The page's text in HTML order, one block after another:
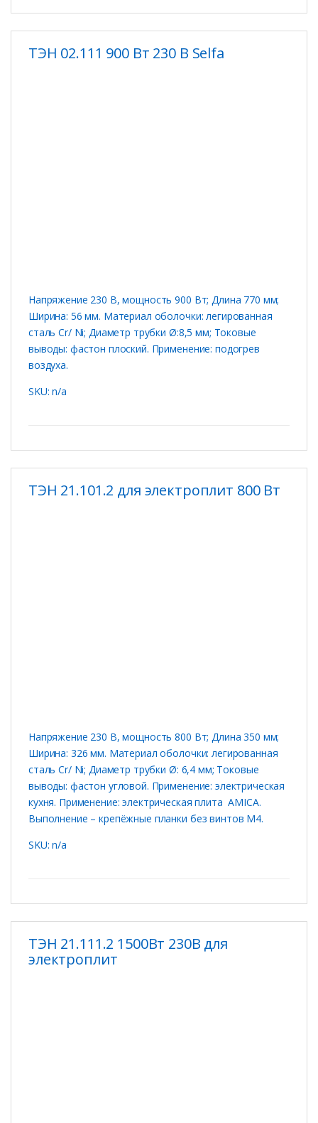
ТЭН 02.111 900 Вт 230 В Selfa
Напряжение 230 В, мощность 900 Вт; Длина 770 мм;
Ширина: 56 мм. Материал оболочки: легированная
сталь Cr/ Ni; Диаметр трубки Ø:8,5 мм; Токовые
выводы: фастон плоский. Применение: подогрев
воздуха.
SKU: n/a
ТЭН 21.101.2 для электроплит 800 Вт
Напряжение 230 В, мощность 800 Вт; Длина 350 мм;
Ширина: 326 мм. Материал оболочки: легированная
сталь Cr/ Ni; Диаметр трубки Ø: 6,4 мм; Токовые
выводы: фастон угловой. Применение: электрическая
кухня. Применение: электрическая плита AMICA.
Выполнение – крепёжные планки без винтов M4.
SKU: n/a
ТЭН 21.111.2 1500Вт 230В для
электроплит